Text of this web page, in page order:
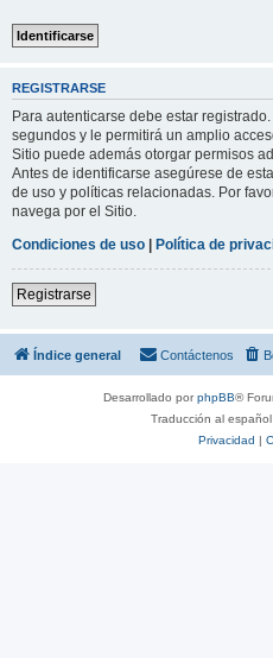
REGISTRARSE
Para autenticarse debe estar
segundos y le permitirá un amplio
Sitio puede además otorgar permisos
Antes de identificarse asegúrese de
de uso y políticas relacionadas. Por
navega por el Sitio.
Condiciones de uso | Política de
Registrarse
Índice general Contáctenos
Desarrollado porphpBB®
Traducción al
Privacidad |